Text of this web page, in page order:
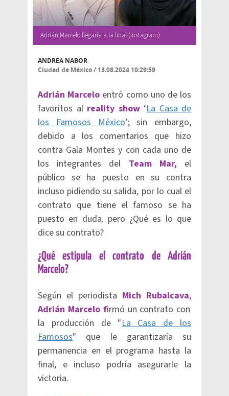
Adrián Marcelo llegaría a la final (Instagram)
ANDREA NABOR
Ciudad de México/ 13.08.2024 10:29:59
Adrián Marcelo entró como uno de los
favoritos al reality show‘La Casa de
los Famosos México’; sin embargo,
debido a los comentarios que hizo
contra Gala Montes y con cada uno de
los integrantes del Team Mar, el
público se ha puesto en su contra
incluso pidiendo su salida, por lo cual el
contrato que tiene el famoso se ha
puesto en duda. pero ¿Qué es lo que
dice su contrato?
¿Qué estipula el contrato de Adrián
Marcelo?
Según el periodista Mich Rubalcava,
Adrián Marcelo firmó un contrato con
la producción de "La Casa de los
Famosos" que le garantizaría su
permanencia en el programa hasta la
final, e incluso podría asegurarle la
victoria.